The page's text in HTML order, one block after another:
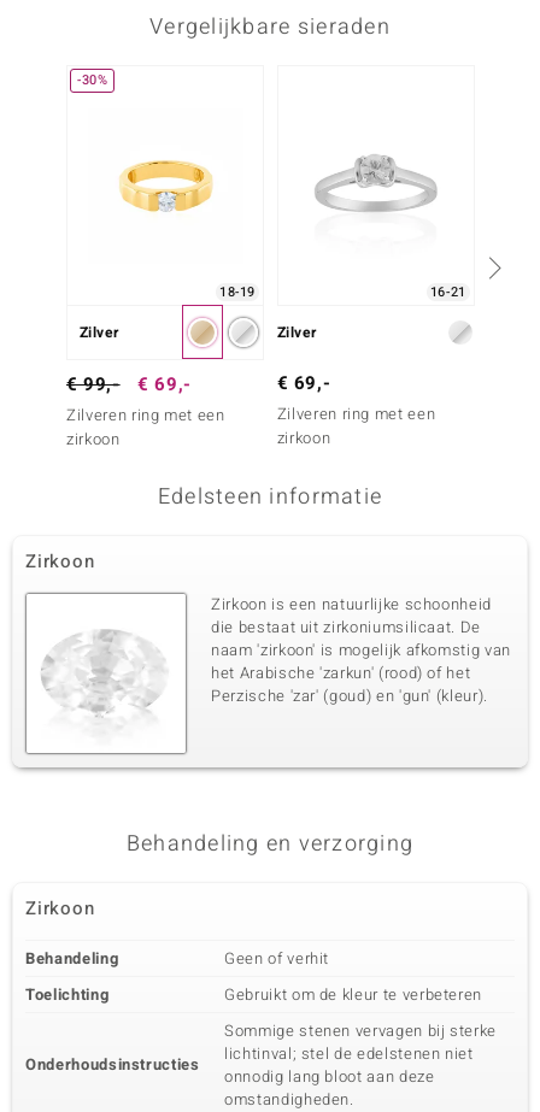
Vergelijkbare sieraden
-30%
18-19
Zilver
€ 99,- € 69,-
Zilveren ring met een
zirkoon
16-21
Zilver
€ 69,-
Zilveren ring met een
zirkoon
Edelsteen informatie
Zirkoon
Zirkoon is een natuurlijke schoonheid
die bestaat uit zirkoniumsilicaat. De
naam 'zirkoon' is mogelijk afkomstig van
het Arabische 'zarkun' (rood) of het
Perzische 'zar' (goud) en 'gun' (kleur).
Behandeling en verzorging
Zirkoon
Behandeling
Geen of verhit
Toelichting
Gebruikt om de kleur te verbeteren
Onderhoudsinstructies
Sommige stenen vervagen bij sterke
lichtinval; stel de edelstenen niet
onnodig lang bloot aan deze
omstandigheden.